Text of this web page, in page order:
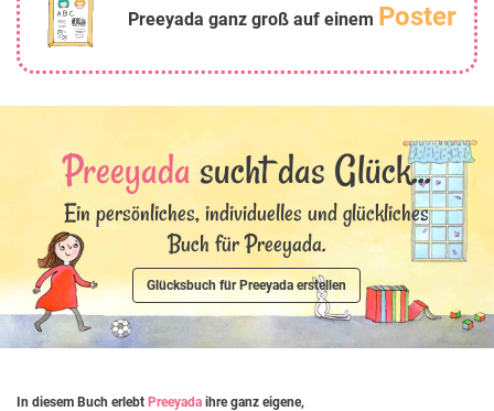
Preeyada ganz groß auf einem Poster
Preeyada sucht das Glück...
Ein persönliches, individuelles und glückliches
Buch für Preeyada.
Glücksbuch für Preeyada erstellen
In diesem Buch erlebt Preeyada ihre ganz eigene,